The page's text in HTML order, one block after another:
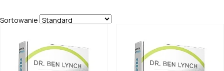
Sortowanie